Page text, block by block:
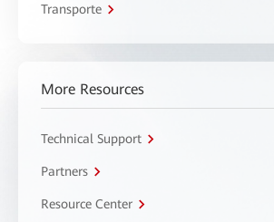
Transporte
More Resources
Technical Support
Partners
Resource Center